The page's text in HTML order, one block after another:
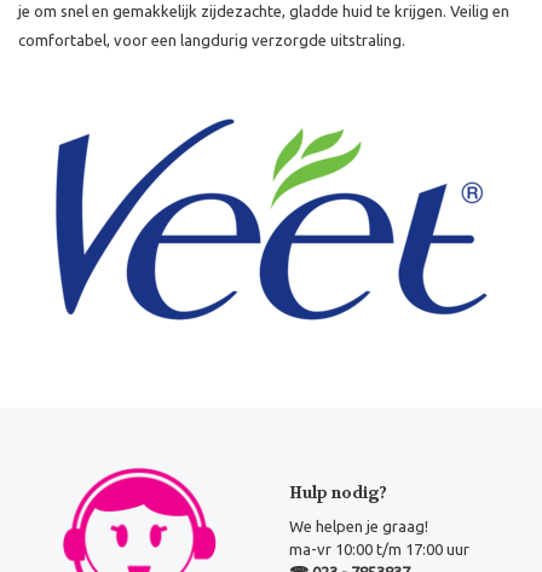
je om snel en gemakkelijk zijdezachte, gladde huid te krijgen. Veilig en
comfortabel, voor een langdurig verzorgde uitstraling.
Hulp nodig?
We helpen je graag!
ma-vr 10:00 t/m 17:00 uur